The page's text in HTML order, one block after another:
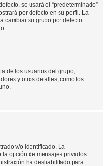
se usará el “predeterminado”
por defecto en su perfil. La
cambiar su grupo por defecto
de los usuarios del grupo,
y otros detalles, como los
y/o identificado, La
la opción de mensajes privados
ha deshabilitado para